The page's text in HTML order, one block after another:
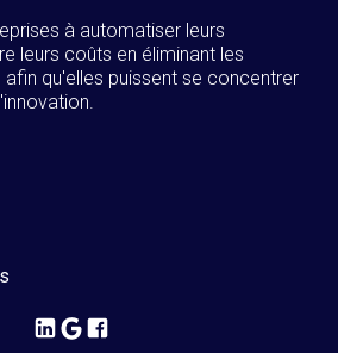
à automatiser leurs
leurs coûts en éliminant les
afin qu'elles puissent se concentrer